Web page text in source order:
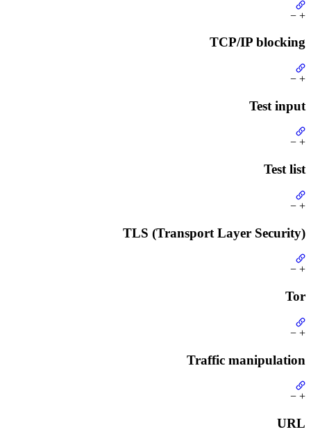
+
−
TCP/IP blocking
+
−
Test input
+
−
Test list
+
−
TLS (Transport Layer Security)
+
−
Tor
+
−
Traffic manipulation
+
−
URL